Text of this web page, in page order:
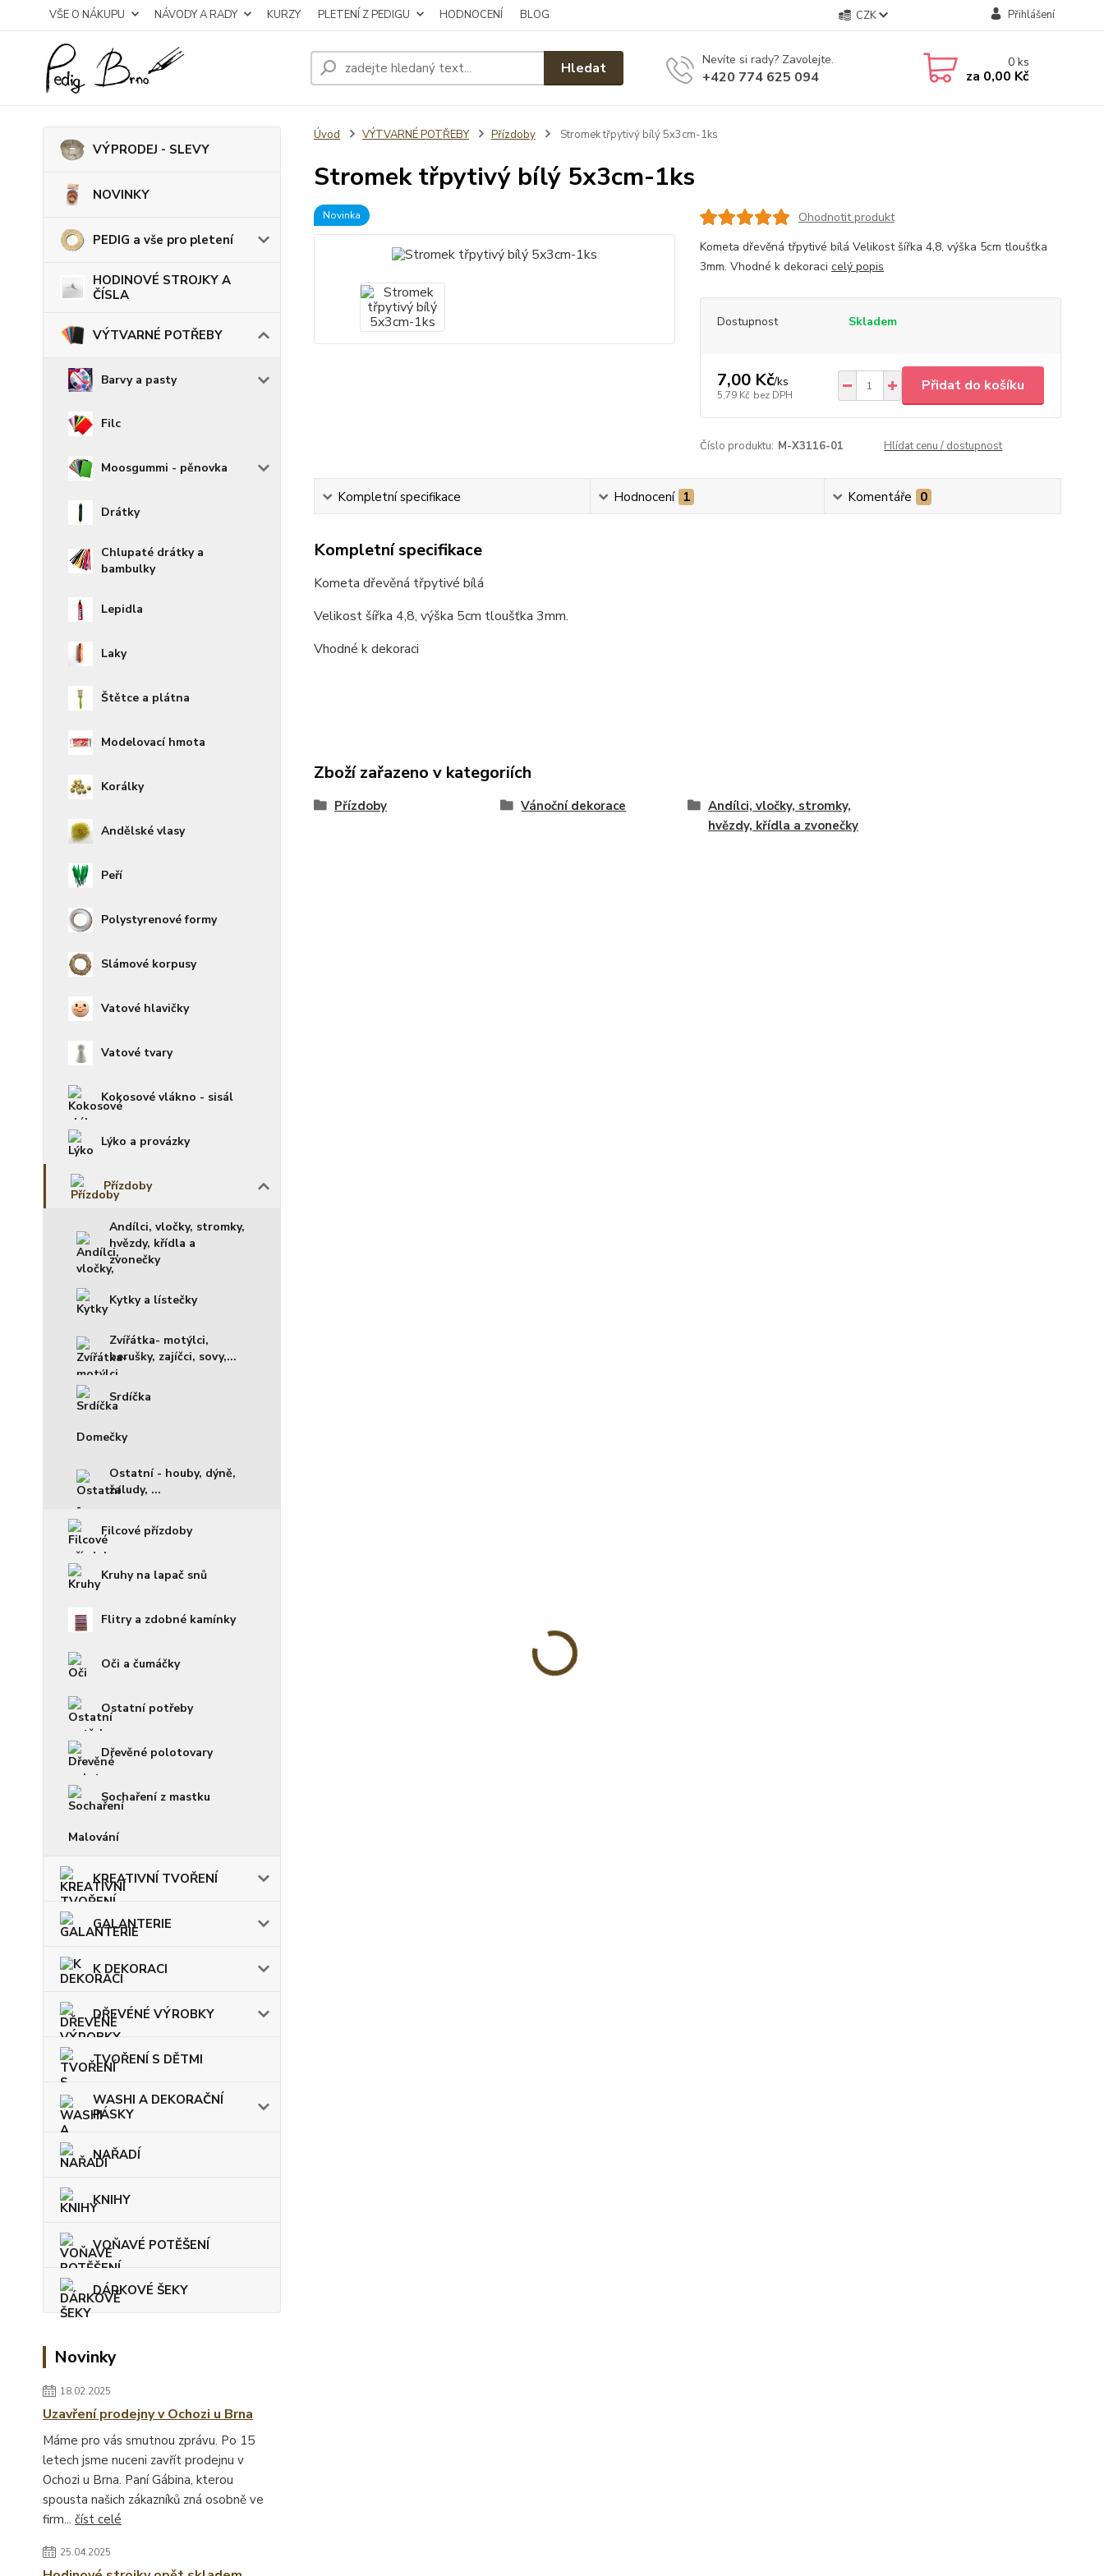
VŠE O NÁKUPU NÁVODY A RADY KURZY PLETENÍ Z PEDIGU HODNOCENÍ BLOG CZK Přihlášení
Hledat Nevíte si rady? Zavolejte.
+420 774 625 094
0ks
za 0,00 Kč
VÝPRODEJ - SLEVY
NOVINKY
PEDIG a vše pro pletení
HODINOVÉ STROJKY A
ČÍSLA
VÝTVARNÉ POTŘEBY
Barvy a pasty
Filc
Moosgummi - pěnovka
Drátky
Chlupaté drátky a
bambulky
Lepidla
Laky
Štětce a plátna
Modelovací hmota
Korálky
Andělské vlasy
Peří
Polystyrenové formy
Slámové korpusy
Vatové hlavičky
Vatové tvary
Kokosové vlákno - sisál
Lýko a provázky
Přízdoby
Andílci, vločky, stromky,
hvězdy, křídla a
zvonečky
Kytky a lístečky
Zvířátka- motýlci,
berušky, zajíčci, sovy,...
Srdíčka
Domečky
Ostatní - houby, dýně,
žaludy, ...
Filcové přízdoby
Kruhy na lapač snů
Flitry a zdobné kamínky
Oči a čumáčky
Ostatní potřeby
Dřevěné polotovary
Sochaření z mastku
Malování
KREATIVNÍ TVOŘENÍ
GALANTERIE
K DEKORACI
DŘEVÉNÉ VÝROBKY
TVOŘENÍ S DĚTMI
WASHI A DEKORAČNÍ
PÁSKY
NAŘADÍ
KNIHY
VOŇAVÉ POTĚŠENÍ
DÁRKOVÉ ŠEKY
Novinky
18.02.2025
Uzavření prodejny v Ochozi u Brna
Máme pro vás smutnou zprávu. Po 15
letech jsme nuceni zavřít prodejnu v
Ochozi u Brna. Paní Gábina, kterou
spousta našich zákazníků zná osobně ve
firm... číst celé
25.04.2025
Úvod VÝTVARNÉ POTŘEBY Přízdoby Stromek třpytivý bílý 5x3cm-1ks
Stromek třpytivý bílý 5x3cm-1ks
Novinka
Ohodnotit produkt
Kometa dřevěná třpytivé bílá Velikost šířka 4,8, výška 5cm tloušťka
3mm. Vhodné k dekoraci celý popis
Dostupnost Skladem
7,00 Kč/ks
5,79 Kč bez DPH
Přidat do košíku
Číslo produktu: M-X3116-01 Hlídat cenu / dostupnost
Kompletní specifikace Hodnocení 1 Komentáře 0
Kompletní specifikace
Kometa dřevěná třpytivé bílá
Velikost šířka 4,8, výška 5cm tloušťka 3mm.
Vhodné k dekoraci
Zboží zařazeno v kategoriích
Přízdoby Vánoční dekorace
Andílci, vločky, stromky,
hvězdy, křídla a zvonečky